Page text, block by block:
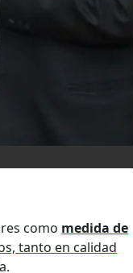
como medida de
tanto en calidad